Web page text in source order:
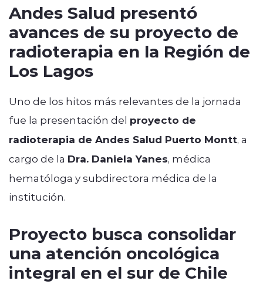
Andes Salud presentó
avances de su proyecto de
radioterapia en la Región de
Los Lagos
Uno de los hitos más relevantes de la jornada
fue la presentación del proyecto de
radioterapia de Andes Salud Puerto Montt, a
cargo de la Dra. Daniela Yanes, médica
hematóloga y subdirectora médica de la
institución.
Proyecto busca consolidar
una atención oncológica
integral en el sur de Chile